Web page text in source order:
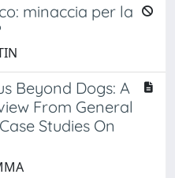
minaccia per la
Beyond Dogs: A
From General
Studies On